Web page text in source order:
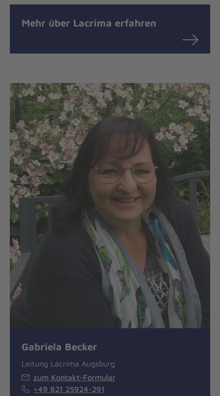
Mehr über Lacrima erfahren
Gabriela Becker
Leitung Lacrima Augsburg
zum Kontakt-Formular
+49 821 25924-291